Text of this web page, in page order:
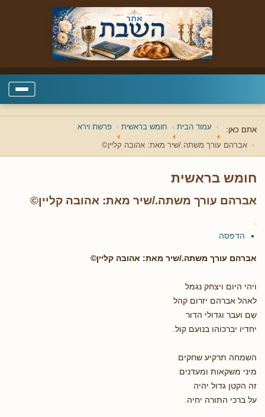
אתם כאן: עמוד הבית חומש בראשית פרשת וירא
אברהם עורך משתה./שיר מאת: אהובה קליין©
חומש בראשית
אברהם עורך משתה./שיר מאת: אהובה קליין©
הדפסה
אברהם עורך משתה./שיר מאת: אהובה קליין©
ויהי היום ויצחק נגמל
לאהל אברהם יזרום קהל
שֵם ועבר וגדולי הדור
יחדיו יברכוהו בנועם קול.
השמחה תרקיע שחקים
מיני משקאות ומעדנים
זה הקטן גדול יהיה
על ברכי התורה יחיה.